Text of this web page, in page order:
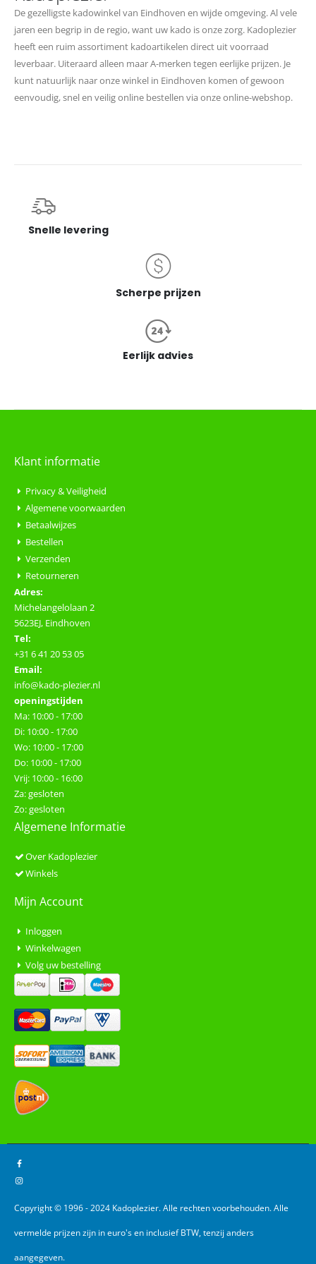
De gezelligste kadowinkel van Eindhoven en wijde omgeving. Al vele
jaren een begrip in de regio, want uw kado is onze zorg. Kadoplezier
heeft een ruim assortiment kadoartikelen direct uit voorraad
leverbaar. Uiteraard alleen maar A-merken tegen eerlijke prijzen. Je
kunt natuurlijk naar onze winkel in Eindhoven komen of gewoon
eenvoudig, snel en veilig online bestellen via onze online-webshop.
Snelle levering
Scherpe prijzen
Eerlijk advies
Klant informatie
Privacy & Veiligheid
Algemene voorwaarden
Betaalwijzes
Bestellen
Verzenden
Retourneren
Adres:
Michelangelolaan 2
5623EJ, Eindhoven
Tel:
+31 6 41 20 53 05
Email:
info@kado-plezier.nl
openingstijden
Ma: 10:00 - 17:00
Di: 10:00 - 17:00
Wo: 10:00 - 17:00
Do: 10:00 - 17:00
Vrij: 10:00 - 16:00
Za: gesloten
Zo: gesloten
Algemene Informatie
Over Kadoplezier
Winkels
Mijn Account
Inloggen
Winkelwagen
Volg uw bestelling
Copyright © 1996 - 2024 Kadoplezier. Alle rechten voorbehouden. Alle
vermelde prijzen zijn in euro's en inclusief BTW, tenzij anders
aangegeven.